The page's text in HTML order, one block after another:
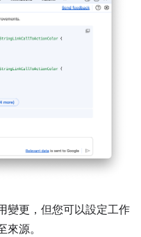
變更，但您可以設定工作
源。